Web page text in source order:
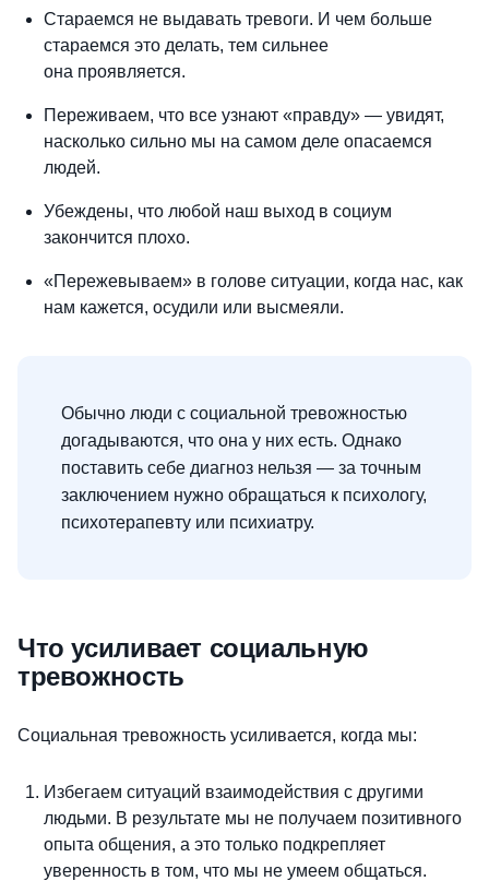
Стараемся не выдавать тревоги. И чем больше
стараемся это делать, тем сильнее
она проявляется.
Переживаем, что все узнают «правду» — увидят,
насколько сильно мы на самом деле опасаемся
людей.
Убеждены, что любой наш выход в социум
закончится плохо.
«Пережевываем» в голове ситуации, когда нас, как
нам кажется, осудили или высмеяли.
Обычно люди с социальной тревожностью
догадываются, что она у них есть. Однако
поставить себе диагноз нельзя — за точным
заключением нужно обращаться к психологу,
психотерапевту или психиатру.
Что усиливает социальную
тревожность
Социальная тревожность усиливается, когда мы:
Избегаем ситуаций взаимодействия с другими
людьми. В результате мы не получаем позитивного
опыта общения, а это только подкрепляет
уверенность в том, что мы не умеем общаться.